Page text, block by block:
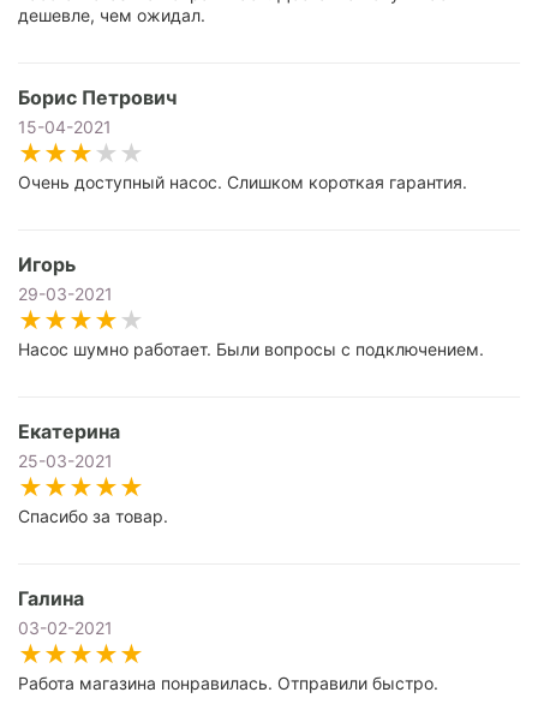
дешевле, чем ожидал.
Борис Петрович
15-04-2021
Очень доступный насос. Слишком короткая гарантия.
Игорь
29-03-2021
Насос шумно работает. Были вопросы с подключением.
Екатерина
25-03-2021
Спасибо за товар.
Галина
03-02-2021
Работа магазина понравилась. Отправили быстро.